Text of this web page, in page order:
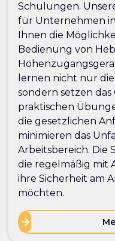
Schulungen.
für Unternehmen
Ihnen die
Bedienung von
lernen nicht nur
sondern setzen
praktischen
die gesetzlichen
minimieren das
Arbeitsbereich. Die
die regelmäßig mit
ihre Sicherheit am
möchten.